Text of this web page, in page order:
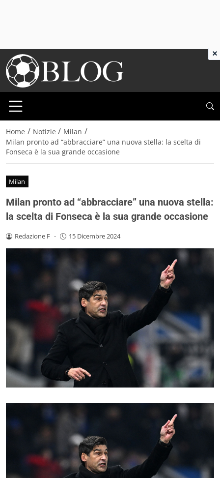
Home / Notizie / Milan /
Milan pronto ad “abbracciare” una nuova stella: la scelta di
Fonseca è la sua grande occasione
Milan
Milan pronto ad “abbracciare” una nuova stella:
la scelta di Fonseca è la sua grande occasione
Redazione F - 15 Dicembre 2024
×